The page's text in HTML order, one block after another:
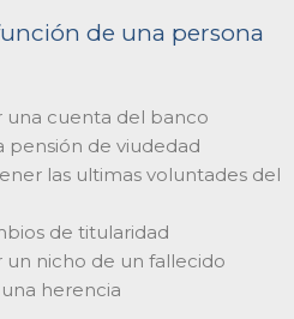
de una persona
una cuenta del banco
pensión de viudedad
las ultimas voluntades del
de titularidad
un nicho de un fallecido
herencia